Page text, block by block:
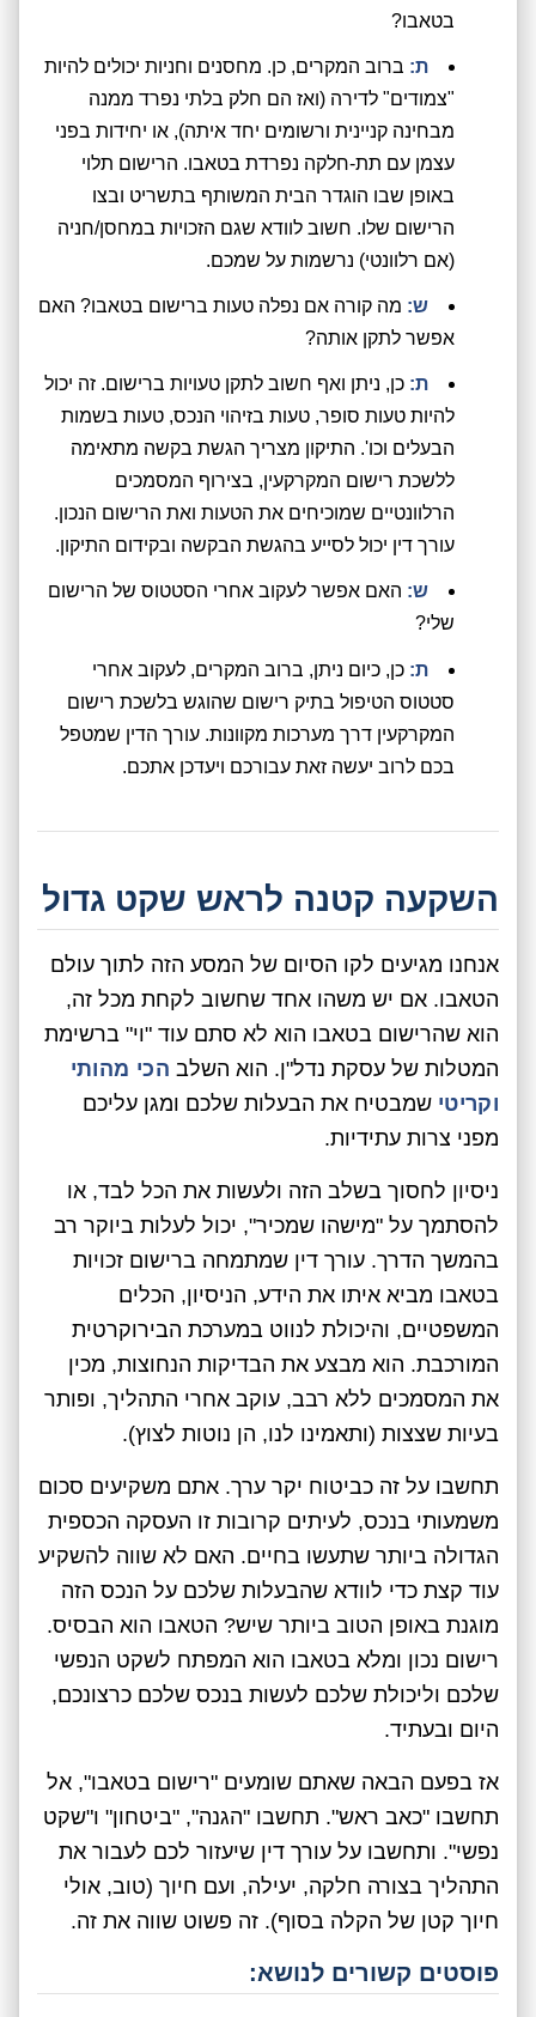
בטאבו?
ת: ברוב המקרים, כן. מחסנים וחניות יכולים להיות
"צמודים" לדירה (ואז הם חלק בלתי נפרד ממנה
מבחינה קניינית ורשומים יחד איתה), או יחידות בפני
עצמן עם תת-חלקה נפרדת בטאבו. הרישום תלוי
באופן שבו הוגדר הבית המשותף בתשריט ובצו
הרישום שלו. חשוב לוודא שגם הזכויות במחסן/חניה
(אם רלוונטי) נרשמות על שמכם.
ש: מה קורה אם נפלה טעות ברישום בטאבו? האם
אפשר לתקן אותה?
ת: כן, ניתן ואף חשוב לתקן טעויות ברישום. זה יכול
להיות טעות סופר, טעות בזיהוי הנכס, טעות בשמות
הבעלים וכו'. התיקון מצריך הגשת בקשה מתאימה
ללשכת רישום המקרקעין, בצירוף המסמכים
הרלוונטיים שמוכיחים את הטעות ואת הרישום הנכון.
עורך דין יכול לסייע בהגשת הבקשה ובקידום התיקון.
ש: האם אפשר לעקוב אחרי הסטטוס של הרישום
שלי?
ת: כן, כיום ניתן, ברוב המקרים, לעקוב אחרי
סטטוס הטיפול בתיק רישום שהוגש בלשכת רישום
המקרקעין דרך מערכות מקוונות. עורך הדין שמטפל
בכם לרוב יעשה זאת עבורכם ויעדכן אתכם.
השקעה קטנה לראש שקט גדול
אנחנו מגיעים לקו הסיום של המסע הזה לתוך עולם
הטאבו. אם יש משהו אחד שחשוב לקחת מכל זה,
הוא שהרישום בטאבו הוא לא סתם עוד "וי" ברשימת
המטלות של עסקת נדל"ן. הוא השלב הכי מהותי
וקריטי שמבטיח את הבעלות שלכם ומגן עליכם
מפני צרות עתידיות.
ניסיון לחסוך בשלב הזה ולעשות את הכל לבד, או
להסתמך על "מישהו שמכיר", יכול לעלות ביוקר רב
בהמשך הדרך. עורך דין שמתמחה ברישום זכויות
בטאבו מביא איתו את הידע, הניסיון, הכלים
המשפטיים, והיכולת לנווט במערכת הבירוקרטית
המורכבת. הוא מבצע את הבדיקות הנחוצות, מכין
את המסמכים ללא רבב, עוקב אחרי התהליך, ופותר
בעיות שצצות (ותאמינו לנו, הן נוטות לצוץ).
תחשבו על זה כביטוח יקר ערך. אתם משקיעים סכום
משמעותי בנכס, לעיתים קרובות זו העסקה הכספית
הגדולה ביותר שתעשו בחיים. האם לא שווה להשקיע
עוד קצת כדי לוודא שהבעלות שלכם על הנכס הזה
מוגנת באופן הטוב ביותר שיש? הטאבו הוא הבסיס.
רישום נכון ומלא בטאבו הוא המפתח לשקט הנפשי
שלכם וליכולת שלכם לעשות בנכס שלכם כרצונכם,
היום ובעתיד.
אז בפעם הבאה שאתם שומעים "רישום בטאבו", אל
תחשבו "כאב ראש". תחשבו "הגנה", "ביטחון" ו"שקט
נפשי". ותחשבו על עורך דין שיעזור לכם לעבור את
התהליך בצורה חלקה, יעילה, ועם חיוך (טוב, אולי
חיוך קטן של הקלה בסוף). זה פשוט שווה את זה.
פוסטים קשורים לנושא: